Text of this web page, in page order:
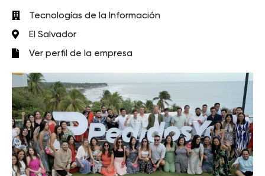
Tecnologías de la Información
El Salvador
Ver perfil de la empresa